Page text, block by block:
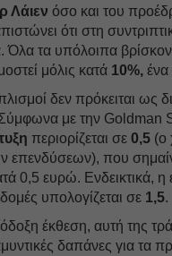
Λάιεν όσο και του
ότι στη
τα υπόλοιπα
μόλις κατά 10%, ένα
δεν πρόκειται ως
Σύμφωνα με την Goldman
περιορίζεται σε0,5 (ο
επενδύσεων), που
0,5 ευρώ. Ενδεικτικά,
υπολογίζεται σε 1,5.
έκθεση, αυτή της
δαπάνες για τα